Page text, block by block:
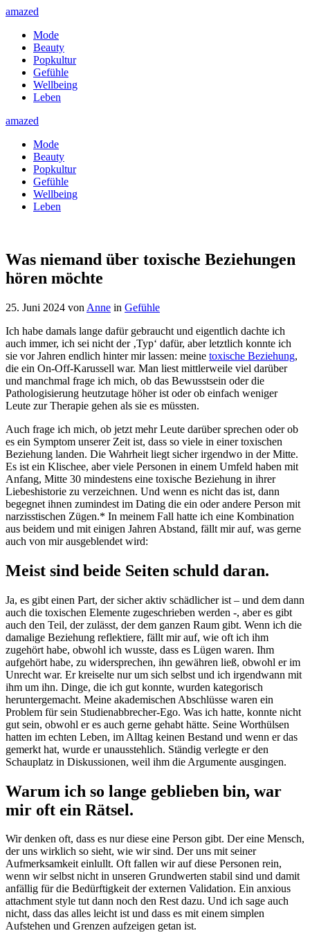
amazed
Mode
Beauty
Popkultur
Gefühle
Wellbeing
Leben
amazed
Mode
Beauty
Popkultur
Gefühle
Wellbeing
Leben
Was niemand über toxische Beziehungen
hören möchte
25. Juni 2024 von Anne in Gefühle
Ich habe damals lange dafür gebraucht und eigentlich dachte ich
auch immer, ich sei nicht der ‚Typ‘ dafür, aber letztlich konnte ich
sie vor Jahren endlich hinter mir lassen: meine toxische Beziehung,
die ein On-Off-Karussell war. Man liest mittlerweile viel darüber
und manchmal frage ich mich, ob das Bewusstsein oder die
Pathologisierung heutzutage höher ist oder ob einfach weniger
Leute zur Therapie gehen als sie es müssten.
Auch frage ich mich, ob jetzt mehr Leute darüber sprechen oder ob
es ein Symptom unserer Zeit ist, dass so viele in einer toxischen
Beziehung landen. Die Wahrheit liegt sicher irgendwo in der Mitte.
Es ist ein Klischee, aber viele Personen in einem Umfeld haben mit
Anfang, Mitte 30 mindestens eine toxische Beziehung in ihrer
Liebeshistorie zu verzeichnen. Und wenn es nicht das ist, dann
begegnet ihnen zumindest im Dating die ein oder andere Person mit
narzisstischen Zügen.* In meinem Fall hatte ich eine Kombination
aus beidem und mit einigen Jahren Abstand, fällt mir auf, was gerne
auch von mir ausgeblendet wird:
Meist sind beide Seiten schuld daran.
Ja, es gibt einen Part, der sicher aktiv schädlicher ist – und dem dann
auch die toxischen Elemente zugeschrieben werden -, aber es gibt
auch den Teil, der zulässt, der dem ganzen Raum gibt. Wenn ich die
damalige Beziehung reflektiere, fällt mir auf, wie oft ich ihm
zugehört habe, obwohl ich wusste, dass es Lügen waren. Ihm
aufgehört habe, zu widersprechen, ihn gewähren ließ, obwohl er im
Unrecht war. Er kreiselte nur um sich selbst und ich irgendwann mit
ihm um ihn. Dinge, die ich gut konnte, wurden kategorisch
heruntergemacht. Meine akademischen Abschlüsse waren ein
Problem für sein Studienabbrecher-Ego. Was ich hatte, konnte nicht
gut sein, obwohl er es auch gerne gehabt hätte. Seine Worthülsen
hatten im echten Leben, im Alltag keinen Bestand und wenn er das
gemerkt hat, wurde er unausstehlich. Ständig verlegte er den
Schauplatz in Diskussionen, weil ihm die Argumente ausgingen.
Warum ich so lange geblieben bin, war
mir oft ein Rätsel.
Wir denken oft, dass es nur diese eine Person gibt. Der eine Mensch,
der uns wirklich so sieht, wie wir sind. Der uns mit seiner
Aufmerksamkeit einlullt. Oft fallen wir auf diese Personen rein,
wenn wir selbst nicht in unseren Grundwerten stabil sind und damit
anfällig für die Bedürftigkeit der externen Validation. Ein anxious
attachment style tut dann noch den Rest dazu. Und ich sage auch
nicht, dass das alles leicht ist und dass es mit einem simplen
Aufstehen und Grenzen aufzeigen getan ist.